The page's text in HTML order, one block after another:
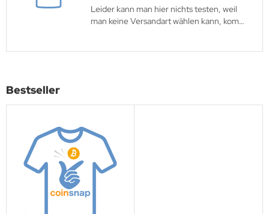
Leider kann man hier nichts testen, weil
man keine Versandart wählen kann, kommt
Bestseller